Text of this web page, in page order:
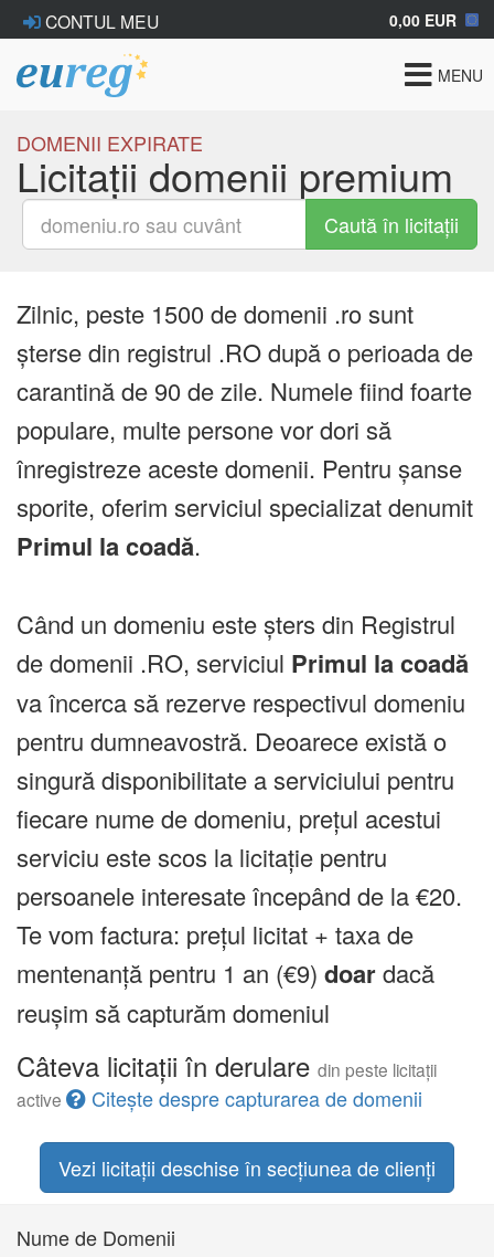
CONTUL MEU 0,00 EUR
Toggle
MENU
DOMENII EXPIRATE
Licitații domenii premium
Caută în licitații
Zilnic, peste 1500 de domenii .ro sunt
șterse din registrul .RO după o perioada de
carantină de 90 de zile. Numele fiind foarte
populare, multe persone vor dori să
înregistreze aceste domenii. Pentru șanse
sporite, oferim serviciul specializat denumit
Primul la coadă.
Când un domeniu este șters din Registrul
de domenii .RO, serviciul Primul la coadă
va încerca să rezerve respectivul domeniu
pentru dumneavostră. Deoarece există o
singură disponibilitate a serviciului pentru
fiecare nume de domeniu, prețul acestui
serviciu este scos la licitație pentru
persoanele interesate începând de la €20.
Te vom factura: prețul licitat + taxa de
mentenanță pentru 1 an (€9) doardacă
reușim să capturăm domeniul
Câteva licitații în derulare din peste licitații
active
Citește despre capturarea de domenii
Vezi licitații deschise în secțiunea de clienți
Nume de Domenii